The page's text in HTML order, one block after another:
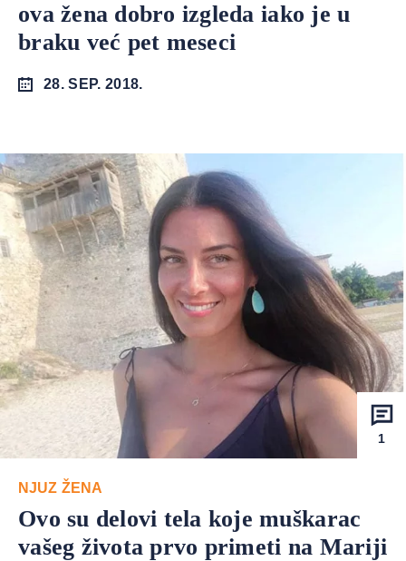
ova žena dobro izgleda iako je u
braku već pet meseci
28. SEP. 2018.
1
NJUZ ŽENA
Ovo su delovi tela koje muškarac
vašeg života prvo primeti na Mariji